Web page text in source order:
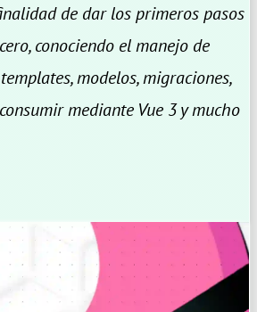
de dar los primeros pasos
conociendo el manejo de
modelos, migraciones,
mediante Vue 3 y mucho